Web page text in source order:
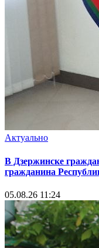
Актуально
В Дзержинске
гражданина
05.08.26 11:24